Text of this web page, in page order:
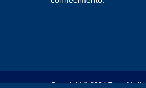
Copyright © 2024